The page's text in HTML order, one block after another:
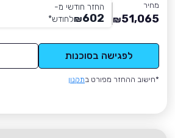
מחיר
51,065
₪
החזר חודשי מ-
602
₪לחודש*
לפגישה בסוכנות
*חישוב ההחזר מפורט בתקנון